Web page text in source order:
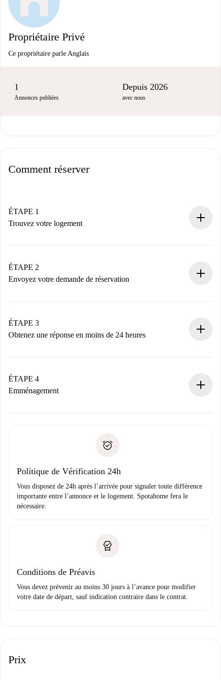
Propriétaire Privé
Ce propriétaire parle Anglais
1
Annonces publiées
Depuis 2026
avec nous
Comment réserver
ÉTAPE 1
Trouvez votre logement
Vous disposez à l’avance de toutes les informations
nécessaires.
ÉTAPE 2
Envoyez votre demande de réservation
Nous ne vous facturerons rien tant que le propriétaire
n’aura pas accepté.
ÉTAPE 3
Obtenez une réponse en moins de 24 heures
contact avec le propriétaire.
Si refusé : aucun prélèvement et nous vous proposerons
Justificatif de solvabilité
ÉTAPE 4
Emménagement
uniquement si aucun problème n'est signalé.
Politique de Vérification 24h
Vous disposez de 24h après l’arrivée pour signaler toute différence
importante entre l’annonce et le logement. Spotahome fera le
nécessaire.
Conditions de Préavis
Vous devez prévenir au moins 30 jours à l’avance pour modifier
votre date de départ, sauf indication contraire dans le contrat.
Prix